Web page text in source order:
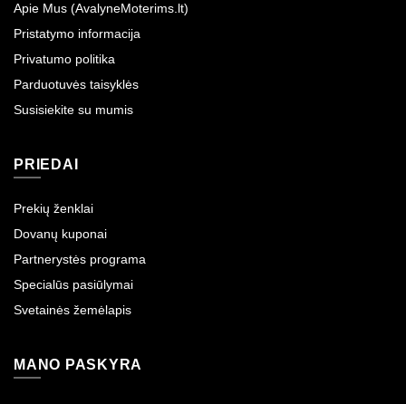
Apie Mus (AvalyneMoterims.lt)
Pristatymo informacija
Privatumo politika
Parduotuvės taisyklės
Susisiekite su mumis
PRIEDAI
Prekių ženklai
Dovanų kuponai
Partnerystės programa
Specialūs pasiūlymai
Svetainės žemėlapis
MANO PASKYRA